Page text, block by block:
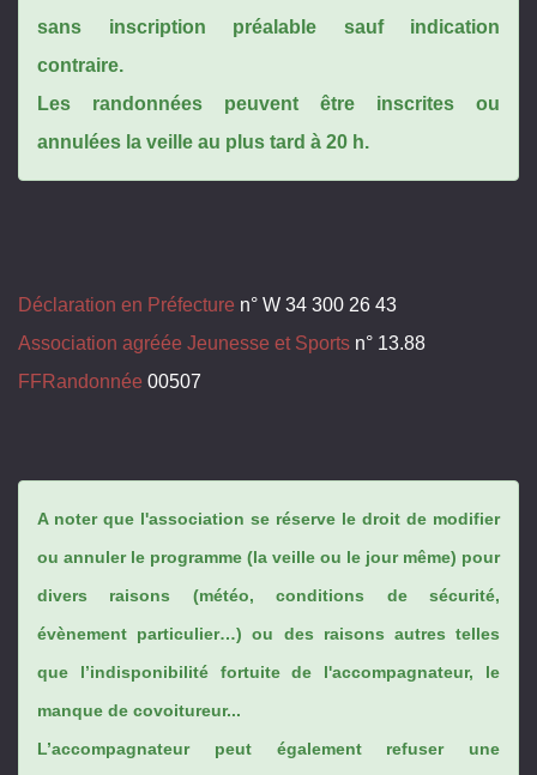
sans inscription préalable sauf indication
contraire.
Les randonnées peuvent être inscrites ou
annulées la veille au plus tard à 20 h.
Déclaration en Préfecture n° W 34 300 26 43
Association agréée Jeunesse et Sports n° 13.88
FFRandonnée 00507
A noter que l'association se réserve le droit de modifier
ou annuler le programme (la veille ou le jour même) pour
divers raisons (météo, conditions de sécurité,
évènement particulier…) ou des raisons autres telles
que l’indisponibilité fortuite de l'accompagnateur, le
manque de covoitureur...
L’accompagnateur peut également refuser une